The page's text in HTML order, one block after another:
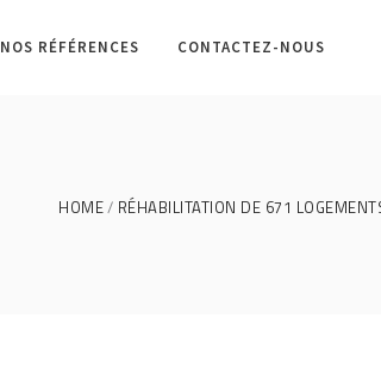
NOS RÉFÉRENCES CONTACTEZ-NOUS
HOME RÉHABILITATION DE 671